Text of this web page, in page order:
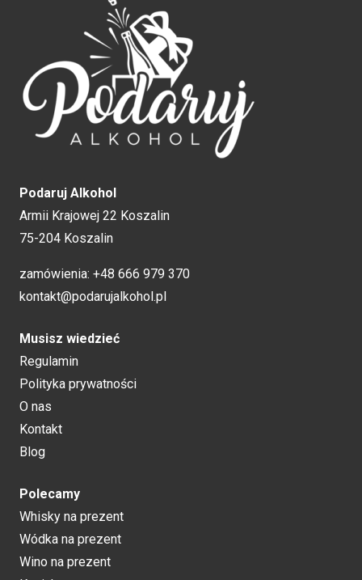
Podaruj Alkohol
Armii Krajowej 22 Koszalin
75-204 Koszalin
zamówienia: +48 666 979 370
kontakt@podarujalkohol.pl
Musisz wiedzieć
Regulamin
Polityka prywatności
O nas
Kontakt
Blog
Polecamy
Whisky na prezent
Wódka na prezent
Wino na prezent